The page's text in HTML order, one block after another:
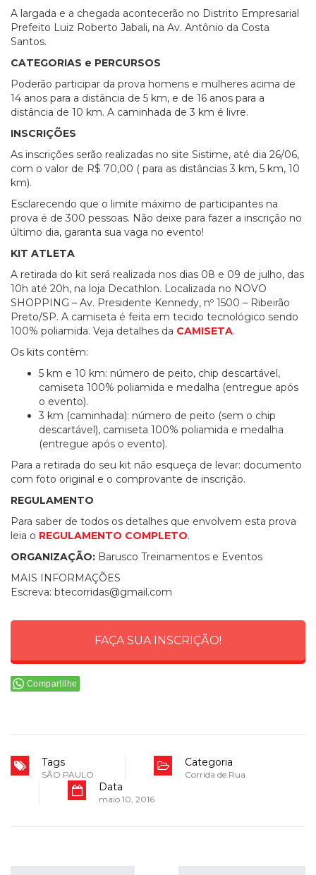
A largada e a chegada acontecerão no Distrito Empresarial
Prefeito Luiz Roberto Jabali, na Av. Antônio da Costa
Santos.
CATEGORIAS e PERCURSOS
Poderão participar da prova homens e mulheres acima de
14 anos para a distância de 5 km, e de 16 anos para a
distância de 10 km. A caminhada de 3 km é livre.
INSCRIÇÕES
As inscrições serão realizadas no site Sistime, até dia 26/06,
com o valor de R$ 70,00 ( para as distâncias 3 km, 5 km, 10
km).
Esclarecendo que o limite máximo de participantes na
prova é de 300 pessoas. Não deixe para fazer a inscrição no
último dia, garanta sua vaga no evento!
KIT ATLETA
A retirada do kit será realizada nos dias 08 e 09 de julho, das
10h até 20h, na loja Decathlon. Localizada no NOVO
SHOPPING – Av. Presidente Kennedy, nº 1500 – Ribeirão
Preto/SP. A camiseta é feita em tecido tecnológico sendo
100% poliamida. Veja detalhes da CAMISETA.
Os kits contêm:
5 km e 10 km: número de peito, chip descartável,
camiseta 100% poliamida e medalha (entregue após
o evento).
3 km (caminhada): número de peito (sem o chip
descartável), camiseta 100% poliamida e medalha
(entregue após o evento).
Para a retirada do seu kit não esqueça de levar: documento
com foto original e o comprovante de inscrição.
REGULAMENTO
Para saber de todos os detalhes que envolvem esta prova
leia o REGULAMENTO COMPLETO.
ORGANIZAÇÃO: Barusco Treinamentos e Eventos
MAIS INFORMAÇÕES
Escreva: btecorridas@gmail.com
FAÇA SUA INSCRIÇÃO!
Compartilhe
Tags
SÃO PAULO
Categoria
Corrida de Rua
Data
maio 10, 2016